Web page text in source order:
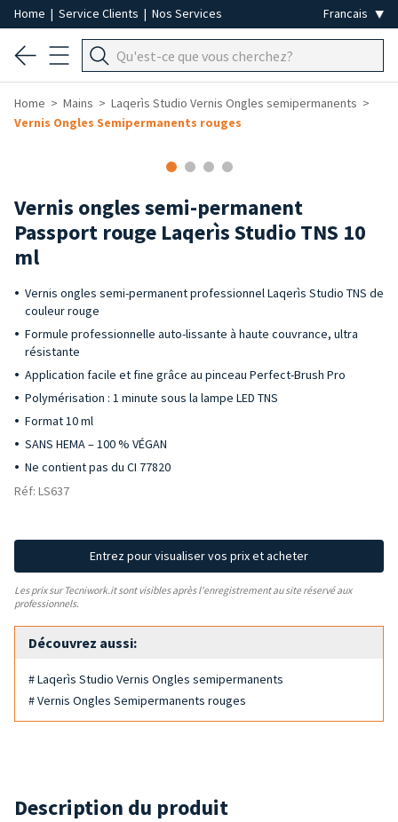
Home | Service Clients | Nos Services
Home Mains
Laqerìs Studio Vernis Ongles semipermanents
Vernis Ongles Semipermanents rouges
Vernis ongles semi-permanent
Passport rouge Laqerìs Studio TNS 10
ml
Vernis ongles semi-permanent professionnel Laqerìs Studio TNS de
couleur rouge
Formule professionnelle auto-lissante à haute couvrance, ultra
résistante
Application facile et fine grâce au pinceau Perfect-Brush Pro
Polymérisation : 1 minute sous la lampe LED TNS
Format 10 ml
SANS HEMA – 100 % VÉGAN
Ne contient pas du CI 77820
Réf: LS637
Entrez pour visualiser vos prix et acheter
Les prix sur Tecniwork.it sont visibles après l'enregistrement au site réservé aux
professionnels.
Découvrez aussi:
# Laqerìs Studio Vernis Ongles semipermanents
# Vernis Ongles Semipermanents rouges
Description du produit